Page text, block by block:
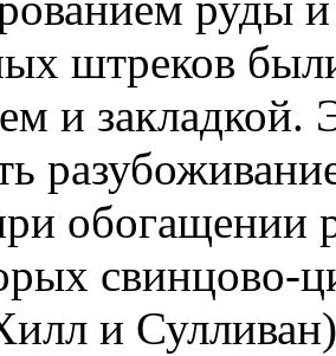
штреков
и закладкой.
обогащении
и